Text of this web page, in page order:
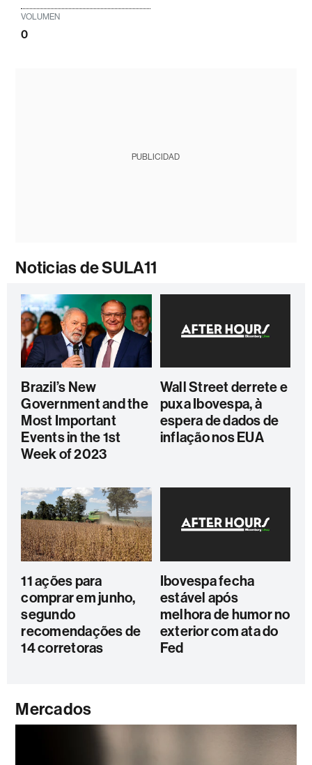
VOLUMEN
0
PUBLICIDAD
Noticias de SULA11
Brazil’s New
Government and the
Most Important
Events in the 1st
Week of 2023
Wall Street derrete e
puxa Ibovespa, à
espera de dados de
inflação nos EUA
11 ações para
comprar em junho,
segundo
recomendações de
14 corretoras
Ibovespa fecha
estável após
melhora de humor no
exterior com ata do
Fed
Mercados